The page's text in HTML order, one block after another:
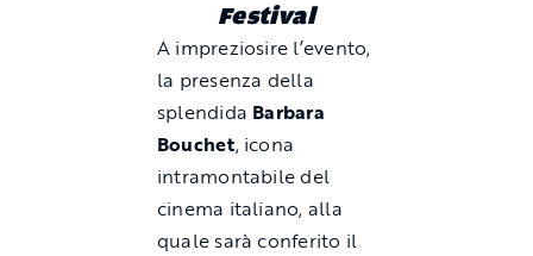
Festival
A impreziosire l’evento,
la presenza della
splendida Barbara
Bouchet, icona
intramontabile del
cinema italiano, alla
quale sarà conferito il